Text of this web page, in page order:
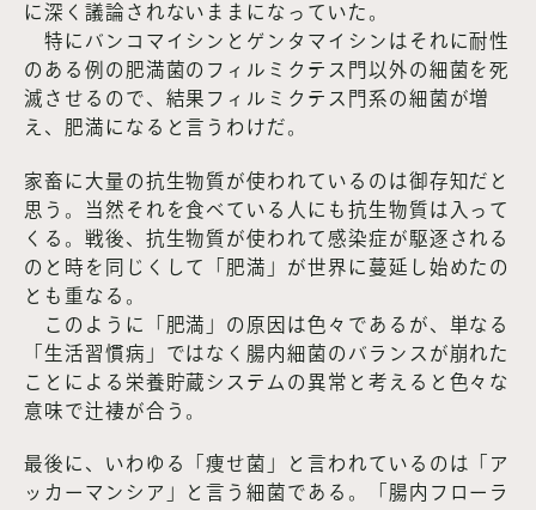
に深く議論されないままになっていた。
特にバンコマイシンとゲンタマイシンはそれに耐性
のある例の肥満菌のフィルミクテス門以外の細菌を死
滅させるので、結果フィルミクテス門系の細菌が増
え、肥満になると言うわけだ。
家畜に大量の抗生物質が使われているのは御存知だと
思う。当然それを食べている人にも抗生物質は入って
くる。戦後、抗生物質が使われて感染症が駆逐される
のと時を同じくして「肥満」が世界に蔓延し始めたの
とも重なる。
このように「肥満」の原因は色々であるが、単なる
「生活習慣病」ではなく腸内細菌のバランスが崩れた
ことによる栄養貯蔵システムの異常と考えると色々な
意味で辻褄が合う。
最後に、いわゆる「痩せ菌」と言われているのは「ア
ッカーマンシア」と言う細菌である。「腸内フローラ